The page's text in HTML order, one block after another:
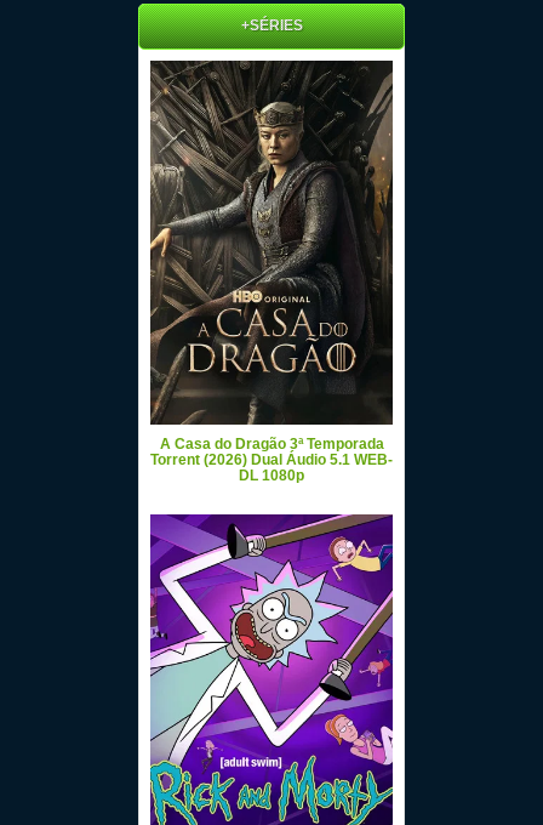
+SÉRIES
A Casa do Dragão 3ª Temporada
Torrent (2026) Dual Áudio 5.1 WEB-
DL 1080p